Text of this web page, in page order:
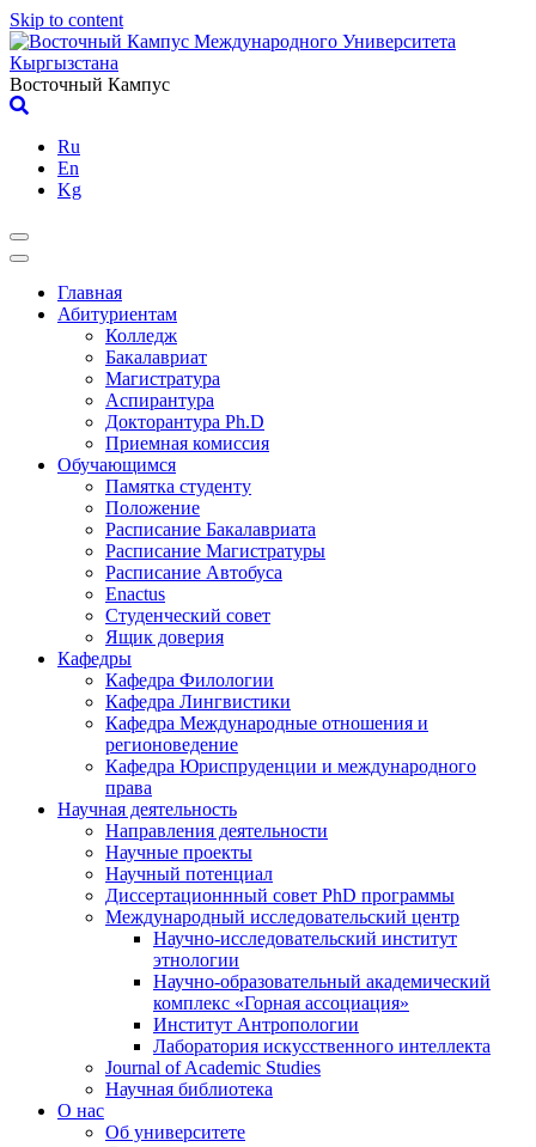
Skip to content
Восточный Кампус
Ru
En
Kg
Главная
Абитуриентам
Колледж
Бакалавриат
Магистратура
Аспирантура
Докторантура Ph.D
Приемная комиссия
Обучающимся
Памятка студенту
Положение
Расписание Бакалавриата
Расписание Магистратуры
Расписание Автобуса
Enactus
Студенческий совет
Ящик доверия
Кафедры
Кафедра Филологии
Кафедра Лингвистики
Кафедра Международные отношения и
регионоведение
Кафедра Юриспруденции и международного
права
Научная деятельность
Направления деятельности
Научные проекты
Научный потенциал
Диссертационнный совет PhD программы
Международный исследовательский центр
Научно-исследовательский институт
этнологии
Научно-образовательный академический
комплекс «Горная ассоциация»
Институт Антропологии
Лаборатория искусственного интеллекта
Journal of Academic Studies
Научная библиотека
О нас
Об университете